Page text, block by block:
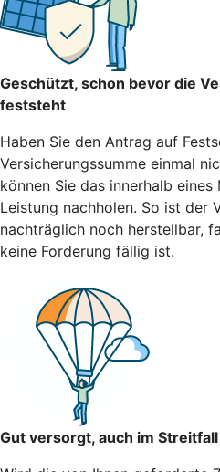
Geschützt, schon bevor die
feststeht
Haben Sie den Antrag auf
Versicherungssumme einmal
können Sie das innerhalb
Leistung nachholen. So ist der
nachträglich noch herstellbar,
keine Forderung fällig ist.
Gut versorgt, auch im Streitfall